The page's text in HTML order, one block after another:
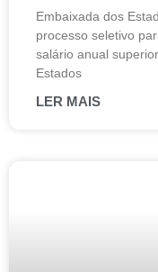
Embaixada dos
processo seletivo
salário anual
Estados
LER MAIS